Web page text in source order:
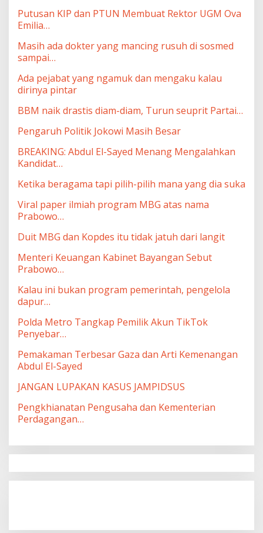
Putusan KIP dan PTUN Membuat Rektor UGM Ova
Emilia…
Masih ada dokter yang mancing rusuh di sosmed
sampai…
Ada pejabat yang ngamuk dan mengaku kalau
dirinya pintar
BBM naik drastis diam-diam, Turun seuprit Partai…
Pengaruh Politik Jokowi Masih Besar
BREAKING: Abdul El-Sayed Menang Mengalahkan
Kandidat…
Ketika beragama tapi pilih-pilih mana yang dia suka
Viral paper ilmiah program MBG atas nama
Prabowo…
Duit MBG dan Kopdes itu tidak jatuh dari langit
Menteri Keuangan Kabinet Bayangan Sebut
Prabowo…
Kalau ini bukan program pemerintah, pengelola
dapur…
Polda Metro Tangkap Pemilik Akun TikTok
Penyebar…
Pemakaman Terbesar Gaza dan Arti Kemenangan
Abdul El-Sayed
JANGAN LUPAKAN KASUS JAMPIDSUS
Pengkhianatan Pengusaha dan Kementerian
Perdagangan…